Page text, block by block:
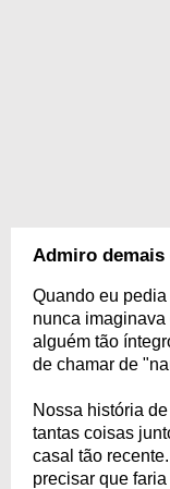
Admiro
Quando eu
nunca
alguém tão
de chamar de
Nossa história
tantas coisas
casal tão
precisar que